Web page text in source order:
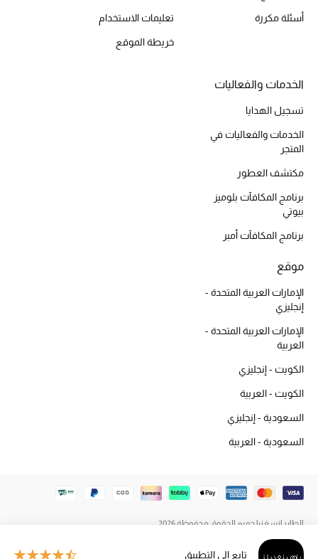
جميع مستحضرات الجمال
الجديد في عالم الجمال
الأكثر مبيعاً
مكتشف العطور
العناية بالبشرة
العناية بالشعر
الصحة والعافية
مجموعة الجمال
الجمال في بلوميز
تابع إلى التطبيق
أسئلة مكررة تعليمات الاستخدام
خريطة الموقع
الخدمات والفعاليات
تسجيل الهدايا
الخدمات والفعاليات في
المتجر
مكتشف العطور
برنامج المكافآت بلوميز
بيوتي
برنامج المكافآت أمبر
موقع
الإمارات العربية المتحدة -
إنجليزي
الإمارات العربية المتحدة -
العربية
الكويت - إنجليزي
الكويت - العربية
السعودية - إنجليزي
السعودية - العربية
الطاير إنسغنيا جميع الحقوق محفوظة 2026